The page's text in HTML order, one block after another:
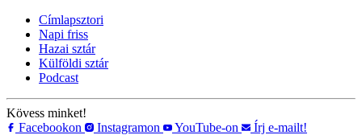
Címlapsztori
Napi friss
Hazai sztár
Külföldi sztár
Podcast
Kövess minket!
Facebookon
Instagramon YouTube-on Írj e-mailt!